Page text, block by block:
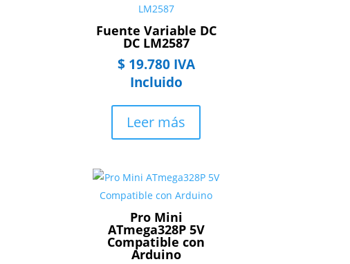
Fuente Variable DC
DC LM2587
$19.780 IVA
Incluido
Leer más
Pro Mini
ATmega328P 5V
Compatible con
Arduino